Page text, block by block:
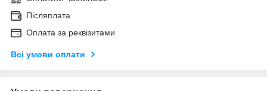
Післяплата
Оплата за реквізитами
Всі умови оплати